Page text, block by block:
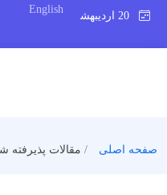
English
صفحه اصلی مقالات پذیرفته